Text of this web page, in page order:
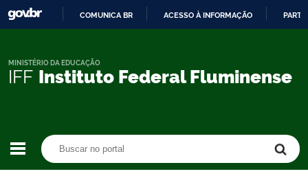
CONTEÚDO
COMUNICA BR ACESSO À INFORMAÇÃO
IFF Instituto Federal Fluminense
MINISTÉRIO DA EDUCAÇÃO